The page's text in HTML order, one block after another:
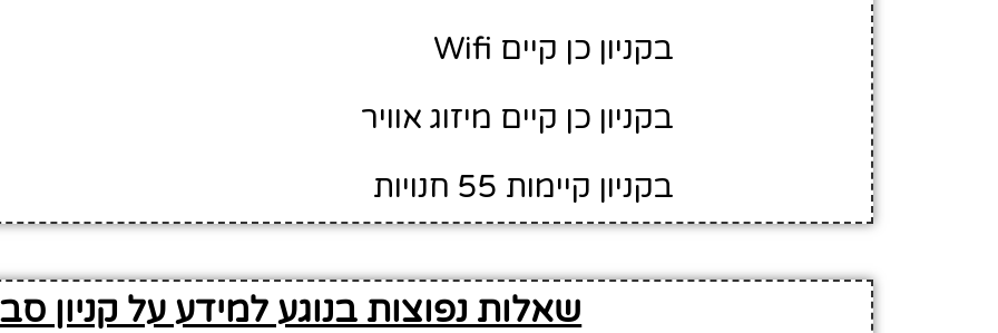
בקניון כן קיים Wifi
בקניון כן קיים מיזוג אוויר
בקניון קיימות 55 חנויות
שאלות נפוצות בנוגע למידע על קניון